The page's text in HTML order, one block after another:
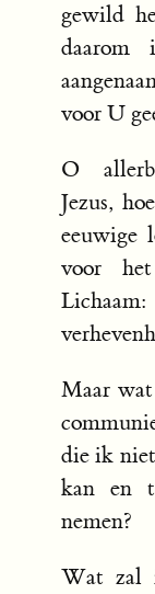
gewild
voor U
O
Jezus,
eeuwige
voor
Maar
die ik
kan en
nemen?
Wat zal